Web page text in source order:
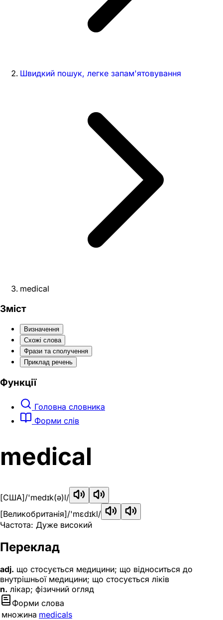
Швидкий пошук, легке запам'ятовування
medical
Зміст
Визначення
Схожі слова
Фрази та сполучення
Приклад речень
Функції
Головна словника
Форми слів
medical
[США]/'medɪk(ə)l/
[Великобританія]/'mɛdɪkl/
Частота: Дуже високий
Переклад
adj. що стосується медицини; що відноситься до
внутрішньої медицини; що стосується ліків
n. лікар; фізичний огляд
Форми слова
множина medicals